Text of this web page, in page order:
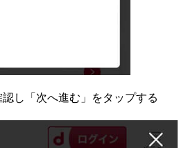
し「次へ進む」をタップする